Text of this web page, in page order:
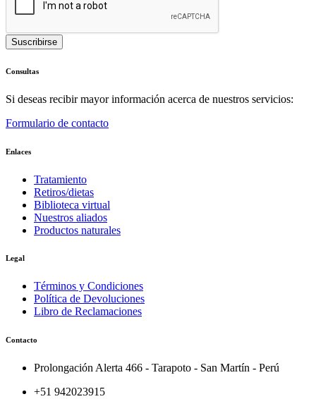
Consultas
Si deseas recibir mayor información acerca de nuestros servicios:
Formulario de contacto
Enlaces
Tratamiento
Retiros/dietas
Biblioteca virtual
Nuestros aliados
Productos naturales
Legal
Términos y Condiciones
Política de Devoluciones
Libro de Reclamaciones
Contacto
Prolongación Alerta 466 - Tarapoto - San Martín - Perú
+51 942023915